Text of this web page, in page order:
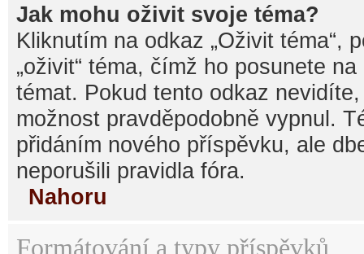
Jak mohu oživit svoje téma?
Kliknutím na odkaz „Oživit téma“,
„oživit“ téma, čímž ho posunete
témat. Pokud tento odkaz
možnost pravděpodobně vypnul.
přidáním nového příspěvku, ale
neporušili pravidla fóra.
Nahoru
Formátování a typy příspěvků